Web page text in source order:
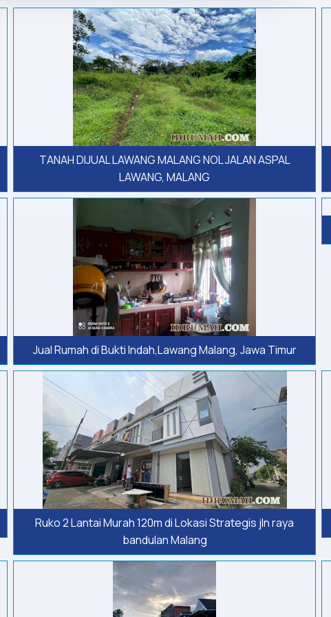
TANAH DIJUAL LAWANG MALANG NOL JALAN ASPAL
LAWANG, MALANG
Jual Rumah di Bukti Indah,Lawang Malang, Jawa Timur
Ruko 2 Lantai Murah 120m di Lokasi Strategis jln raya
bandulan Malang